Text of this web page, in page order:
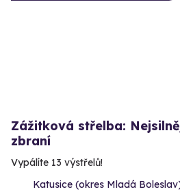
Zážitková střelba:
zbraní
Vypálíte 13 výstřelů!
Katusice (okres Mladá